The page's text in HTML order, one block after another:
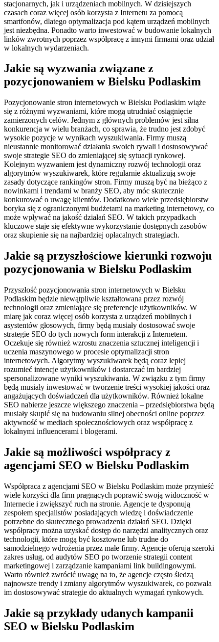
stacjonarnych, jak i urządzeniach mobilnych. W dzisiejszych
czasach coraz więcej osób korzysta z Internetu za pomocą
smartfonów, dlatego optymalizacja pod kątem urządzeń mobilnych
jest niezbędna. Ponadto warto inwestować w budowanie lokalnych
linków zwrotnych poprzez współpracę z innymi firmami oraz udział
w lokalnych wydarzeniach.
Jakie są wyzwania związane z
pozycjonowaniem w Bielsku Podlaskim
Pozycjonowanie stron internetowych w Bielsku Podlaskim wiąże
się z różnymi wyzwaniami, które mogą utrudniać osiągnięcie
zamierzonych celów. Jednym z głównych problemów jest silna
konkurencja w wielu branżach, co sprawia, że trudno jest zdobyć
wysokie pozycje w wynikach wyszukiwania. Firmy muszą
nieustannie monitorować działania swoich rywali i dostosowywać
swoje strategie SEO do zmieniającej się sytuacji rynkowej.
Kolejnym wyzwaniem jest dynamiczny rozwój technologii oraz
algorytmów wyszukiwarek, które regularnie aktualizują swoje
zasady dotyczące rankingów stron. Firmy muszą być na bieżąco z
nowinkami i trendami w branży SEO, aby móc skutecznie
konkurować o uwagę klientów. Dodatkowo wiele przedsiębiorstw
boryka się z ograniczonymi budżetami na marketing internetowy, co
może wpływać na jakość działań SEO. W takich przypadkach
kluczowe staje się efektywne wykorzystanie dostępnych zasobów
oraz skupienie się na najbardziej opłacalnych strategiach.
Jakie są przyszłościowe kierunki rozwoju
pozycjonowania w Bielsku Podlaskim
Przyszłość pozycjonowania stron internetowych w Bielsku
Podlaskim będzie niewątpliwie kształtowana przez rozwój
technologii oraz zmieniające się preferencje użytkowników. W
miarę jak coraz więcej osób korzysta z urządzeń mobilnych i
asystentów głosowych, firmy będą musiały dostosować swoje
strategie SEO do tych nowych form interakcji z Internetem.
Oczekuje się również wzrostu znaczenia sztucznej inteligencji i
uczenia maszynowego w procesie optymalizacji stron
internetowych. Algorytmy wyszukiwarek będą coraz lepiej
rozumieć intencje użytkowników i dostarczać im bardziej
spersonalizowane wyniki wyszukiwania. W związku z tym firmy
będą musiały inwestować w tworzenie treści wysokiej jakości oraz
angażujących doświadczeń dla użytkowników. Również lokalne
SEO nabierze jeszcze większego znaczenia – przedsiębiorstwa będą
musiały skupić się na budowaniu silnej obecności online poprzez
aktywność w mediach społecznościowych oraz współpracę z
lokalnymi influencerami i blogerami.
Jakie są możliwości współpracy z
agencjami SEO w Bielsku Podlaskim
Współpraca z agencjami SEO w Bielsku Podlaskim może przynieść
wiele korzyści dla firm pragnących poprawić swoją widoczność w
Internecie i zwiększyć ruch na stronie. Agencje te dysponują
zespołem specjalistów posiadających wiedzę i doświadczenie
potrzebne do skutecznego prowadzenia działań SEO. Dzięki
współpracy można uzyskać dostęp do narzędzi analitycznych oraz
technologii, które mogą być kosztowne lub trudne do
samodzielnego wdrożenia przez małe firmy. Agencje oferują szeroki
zakres usług, od audytów SEO po tworzenie strategii content
marketingowej i zarządzanie kampaniami link buildingowymi.
Warto również zwrócić uwagę na to, że agencje często śledzą
najnowsze trendy i zmiany algorytmów wyszukiwarek, co pozwala
im dostosowywać strategie do aktualnych wymagań rynkowych.
Jakie są przykłady udanych kampanii
SEO w Bielsku Podlaskim